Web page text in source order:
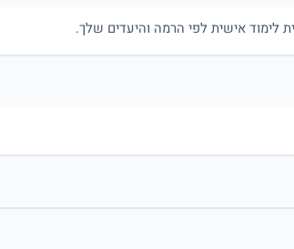
לימוד אישית לפי הרמה והיעדים שלך.